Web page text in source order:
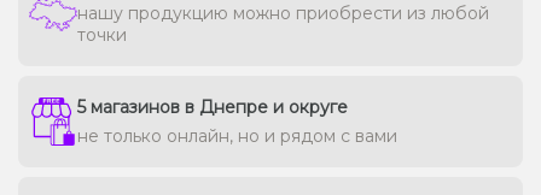
нашу продукцию можно приобрести из любой
точки
5 магазинов в Днепре и округе
не только онлайн, но и рядом с вами